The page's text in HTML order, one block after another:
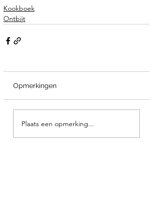
Kookboek
Ontbijt
Opmerkingen
Plaats een opmerking...